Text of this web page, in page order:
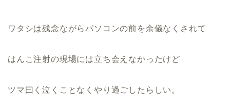
ワタシは残念ながらパソコンの前を余儀なくされて
はんこ注射の現場には立ち会えなかったけど
ツマ曰く泣くことなくやり過ごしたらしい。